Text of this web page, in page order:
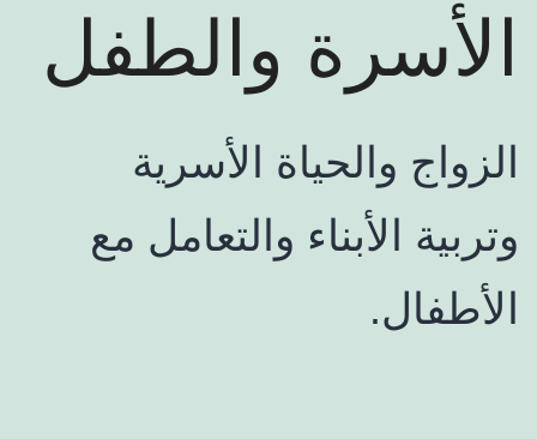
الأسرة والطفل
الزواج والحياة الأسرية
وتربية الأبناء والتعامل مع
الأطفال.